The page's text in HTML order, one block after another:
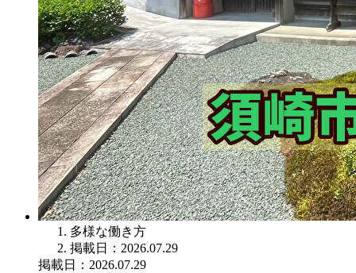
多様な働き方
掲載日：2026.07.29
掲載日：2026.07.29